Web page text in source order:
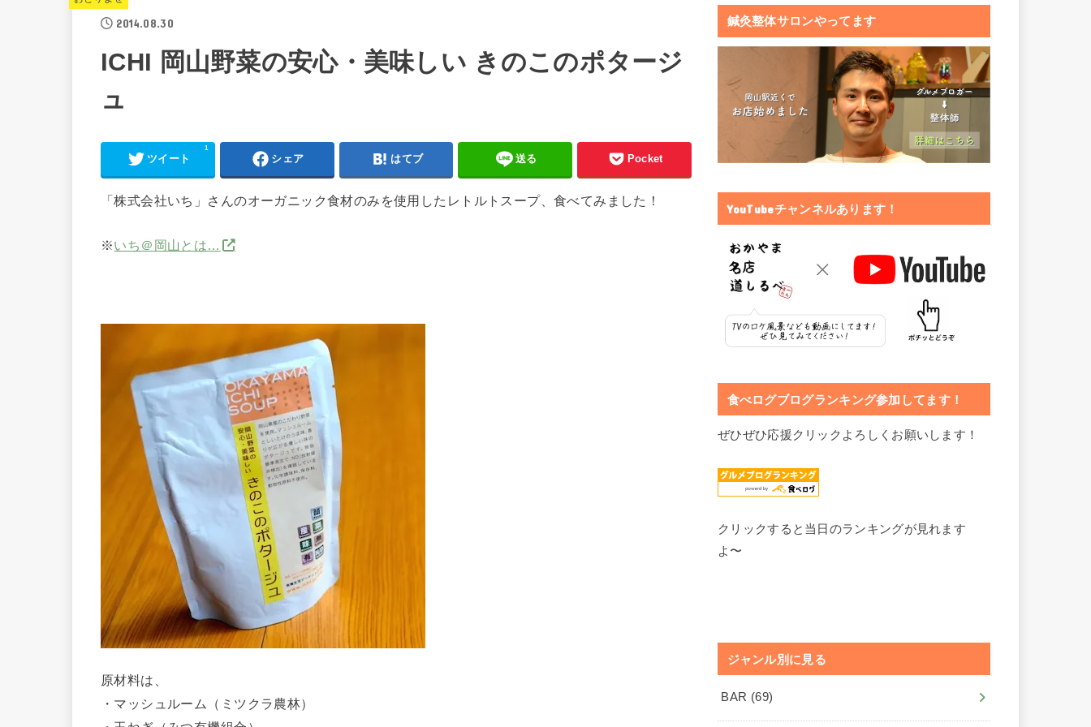
2014.08.30
ICHI 岡山野菜の安心・美味しい きのこのポタージ
ュ
ツイート
1
シェア はてブ 送る Pocket
「株式会社いち」さんのオーガニック食材のみを使用したレトルトスープ、食べてみました！
※いち＠岡山とは…
原材料は、
・マッシュルーム（ミツクラ農林）
鍼灸整体サロンやってます
YouTubeチャンネルあります！
食べログブログランキング参加してます！
ぜひぜひ応援クリックよろしくお願いします！
クリックすると当日のランキングが見れます
よ〜
ジャンル別に見る
BAR (69)